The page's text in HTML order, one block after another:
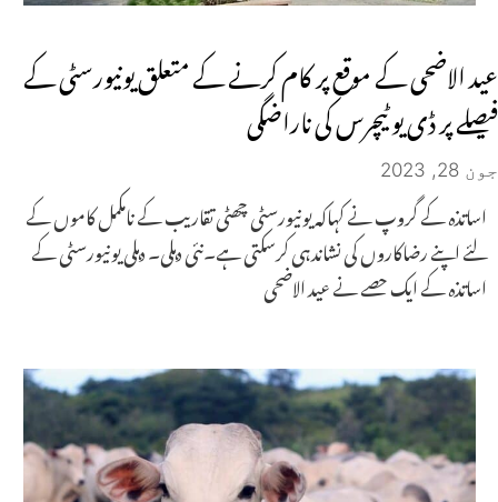
عید الاضحی کے موقع پر کام کرنے کے متعلق یونیورسٹی کے
فیصلے پر ڈی یو ٹیچرس کی ناراضگی
جون 28, 2023
اساتذہ کے گروپ نے کہاکہ یونیورسٹی چھٹی تقاریب کے نامکمل کاموں کے
لئے اپنے رضاکاروں کی نشاندہی کرسکتی ہے۔نئی دہلی۔ دہلی یونیورسٹی کے
اساتذہ کے ایک حصے نے عید الاضحی